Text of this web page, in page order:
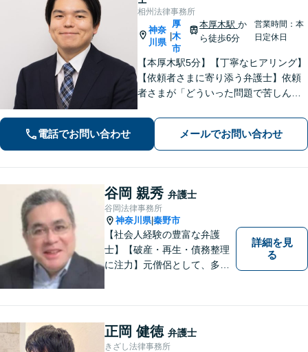
相州法律事務所
神奈
川県
|
厚
木
市
本厚木駅か
ら徒歩6分
営業時間：本
日定休日
【本厚木駅5分】【丁寧なヒアリング】
【依頼者さまに寄り添う弁護士】依頼
者さまが「どういった問題で苦しんで
を望んでいるのか」を丁寧に伺い、最
善の解決策をご提案します。お気軽に
ご相談ください。【休日・夜間対応】
電話でお問い合わせ メールでお問い合わせ
谷岡 親秀 弁護士
谷岡法律事務所
神奈川県|秦野市
【社会人経験の豊富な弁護
士】【破産・再生・債務整理
に注力】元僧侶として、多く
る法律問題のより良い解決策
は何か」を常に考え、アドバ
イスをいたします！
詳細を見
る
正岡 健徳 弁護士
きざし法律事務所